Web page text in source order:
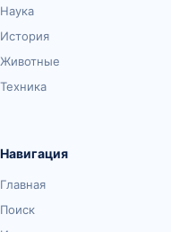
Наука
История
Животные
Техника
Навигация
Главная
Поиск